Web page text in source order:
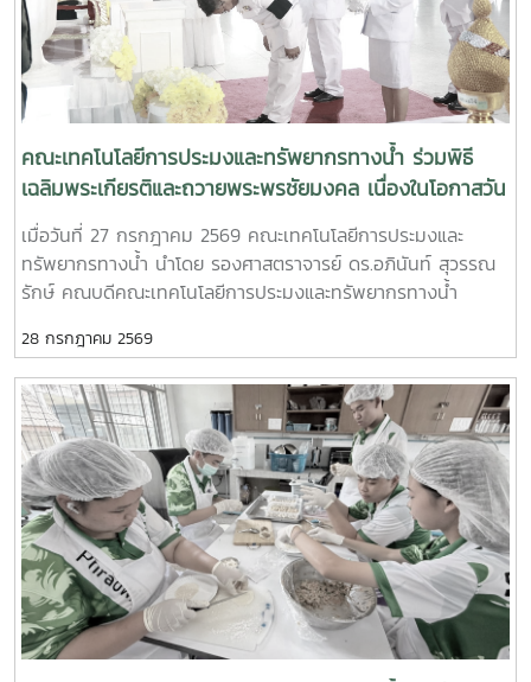
in Shrimp Farming” (3:30–4:15 p.m.), was delivered by
Mr. Kittipat Srisomwong, Vice President of the
Chachoengsao Shrimp Farmers Association. His
presentation highlighted the application of beneficial
microorganisms to improve shrimp health, enhance
production efficiency, reduce farming costs, and
promote environmentally sustainable aquaculture
practices.The seminar reflects the Faculty's
commitment to strengthening partnerships between
higher education institutions and the aquaculture
industrial expertise, the Faculty aims to prepare
skills, and entrepreneurial perspectives required to
meet the evolving demands of the global aquaculture
sector.Beyond student development, the event also
serves as a platform for expanding collaboration in
research, innovation, technology transfer, and workforce
development between Maejo University, private
enterprises, and professional aquaculture networks.
Such partnerships are expected to contribute
significantly to the sustainable advancement and
international competitiveness of Thailand's giant
future collaborative activities, including serving as
guest lecturers, bringing industry expertise into the
classroom, developing model aquaculture farms,
expanding partnerships with the private sector, and
providing students with internships and hands-on
learning experiences that align with current industry
demands.The discussion was conducted in a warm,
friendly, and highly constructive atmosphere, reflecting
the alumni’s strong commitment to their alma mater
and their shared vision of advancing the Faculty of
Fisheries Technology and Aquatic Resources toward
academic excellence while generating sustainable
benefits for the fisheries sector and society.“Our alumni
serve as a vital bridge connecting university knowledge
with professional practice, while creating valuable
opportunities for students, faculty members, and future
collaborations.”
สปป.ลาว พร้อมทั้งทำงานร่วมกับชุมชนในพื้นที่นำร่องทั้งสอง
ประเทศงานวิจัยใช้แนวทางการมีส่วนร่วมของชุมชน
(Community-based Research) ผสานองค์ความรู้ท้องถิ่นกับ
การสำรวจภาคสนาม การประเมินความหลากหลายทางชีวภาพ และ
การจัดทำแผนที่เชิงนิเวศ เพื่อศึกษาการเปลี่ยนแปลงของป่าบุ่งป่า
ทาม ซึ่งเป็นแหล่งอนุบาลสัตว์น้ำและทรัพยากรธรรมชาติที่มีความ
สำคัญต่อวิถีชีวิตของประชาชนในลุ่มน้ำโขงผลการดำเนินงานจะนำ
ตั้งเขตอนุรักษ์พันธุ์ปลา การฟื้นฟูแหล่งอาศัยของสัตว์น้ำ และการ
สร้างฐานข้อมูลทางนิเวศและสังคมเพื่อสนับสนุนการกำหนด
นโยบายด้านการจัดการทรัพยากรธรรมชาติในระดับท้องถิ่นและ
แม่โจ้ในการสร้างความร่วมมือด้านวิจัยในระดับนานาชาติ และการบู
รณาการองค์ความรู้ร่วมกับเครือข่ายต่างประเทศ เพื่อพัฒนางาน
วิจัยที่ตอบโจทย์การอนุรักษ์ทรัพยากรธรรมชาติ ความมั่นคงทาง
อาหาร และการพัฒนาที่ยั่งยืนของภูมิภาคลุ่มน้ำโขงทั้งนี้ เรื่องราว
ของโครงการวิจัยได้รับการเผยแพร่บนเว็บไซต์ของ RECOFTC
เมื่อวันที่ 24 กรกฎาคม 2569 ภายใต้หัวข้อ “Community-led
approaches to flooded forest governance in the
Mekong” ซึ่งสะท้อนถึงความสำคัญของความร่วมมือระหว่างนัก
วิจัย ชุมชน และหน่วยงานภาครัฐในการสร้างองค์ความรู้เพื่อการ
บริหารจัดการทรัพยากรธรรมชาติข้ามพรมแดนอย่างยั่งยืน
คณะเทคโนโลยีการประมงและทรัพยากรทางน้ำ ร่วมพิธี
เฉลิมพระเกียรติและถวายพระพรชัยมงคล เนื่องในโอกาสวัน
เฉลิมพระชนมพรรษา พระบาทสมเด็จพระเจ้าอยู่หัว
/Faculty of Fisheries Technology and Aquatic
Resources Joins Royal Tribute Ceremony in Honor
เมื่อวันที่ 27 กรกฎาคม 2569 คณะเทคโนโลยีการประมงและ
ทรัพยากรทางน้ำ นำโดย รองศาสตราจารย์ ดร.อภินันท์ สุวรรณ
รักษ์ คณบดีคณะเทคโนโลยีการประมงและทรัพยากรทางน้ำ
เฉลิมพระเกียรติและถวายพระพรชัยมงคล พระบาทสมเด็จพระปร
เมนทรรามาธิบดีศรีสินทรมหาวชิราลงกรณ พระวชิรเกล้าเจ้าอยู่หัว
เนื่องในโอกาสวันเฉลิมพระชนมพรรษา 28 กรกฎาคม 2569ในการ
นี้ ผู้เข้าร่วมพิธีได้ร่วมแสดงความจงรักภักดีและสำนึกในพระ
มหากรุณาธิคุณอันหาที่สุดมิได้ พร้อมร่วมถวายสัตย์ปฏิญาณเพื่อ
เป็นข้าราชการและบุคลากรที่ดี ปฏิบัติหน้าที่ด้วยความซื่อสัตย์สุจริต
และยึดมั่นในการทำประโยชน์เพื่อสังคมและประเทศชาติการเข้าร่วม
พิธีในครั้งนี้นับเป็นการแสดงออกถึงความจงรักภักดีของคณะผู้
บริหารและบุคลากรคณะเทคโนโลยีการประมงและทรัพยากรทางน้ำ
ที่พร้อมใจร่วมเทิดทูนสถาบันพระมหากษัตริย์ และน้อมสำนึกในพระ
มหากรุณาธิคุณของพระบาทสมเด็จพระเจ้าอยู่หัวอย่างสุดซึ้งOn
27 July 2026, the Faculty of Fisheries Technology and
28 กรกฎาคม 2569